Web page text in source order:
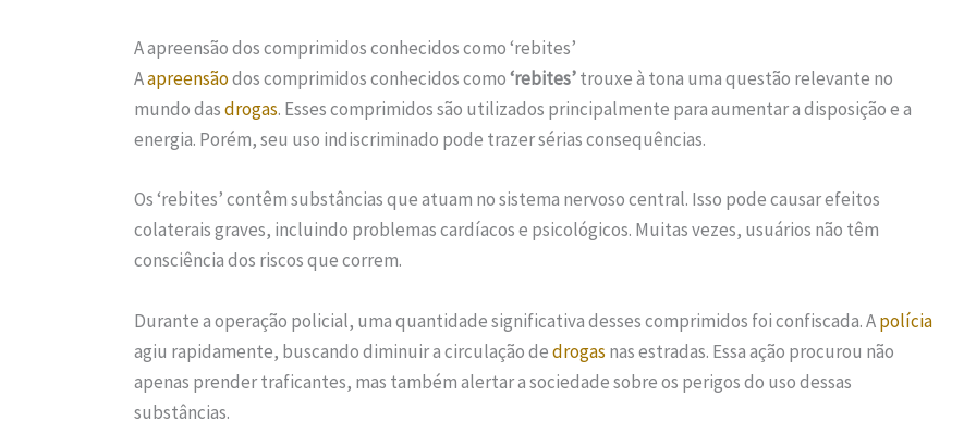
A apreensão dos comprimidos conhecidos como ‘rebites’
Aapreensãodos comprimidos conhecidos como‘rebites’trouxe à tona uma questão relevante no
mundo dasdrogas. Esses comprimidos são utilizados principalmente para aumentar a disposição e a
energia. Porém, seu uso indiscriminado pode trazer sérias consequências.
Os ‘rebites’ contêm substâncias que atuam no sistema nervoso central. Isso pode causar efeitos
colaterais graves, incluindo problemas cardíacos e psicológicos. Muitas vezes, usuários não têm
consciência dos riscos que correm.
Durante a operação policial, uma quantidade significativa desses comprimidos foi confiscada. Apolícia
agiu rapidamente, buscando diminuir a circulação dedrogas nas estradas. Essa ação procurou não
apenas prender traficantes, mas também alertar a sociedade sobre os perigos do uso dessas
substâncias.